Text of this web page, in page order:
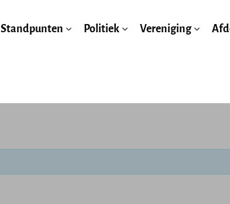
Standpunten Politiek Vereniging